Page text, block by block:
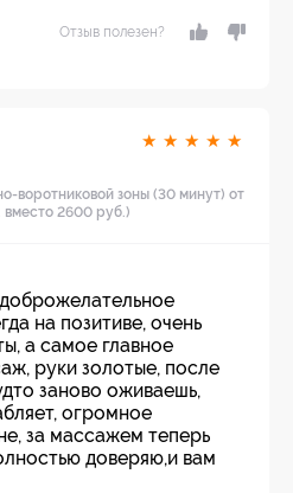
Отзыв полезен?
★ ★ ★ ★ ★
воротниковой зоны (30 минут) от
вместо 2600 руб.)
на позитиве, очень
а самое главное
руки золотые, после
заново оживаешь,
огромное
за массажем теперь
доверяю,и вам